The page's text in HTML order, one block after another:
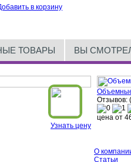
в корзину
ТОВАРЫ ВЫ
Узнать цену
Отзывов:
цена от
О
Статьи